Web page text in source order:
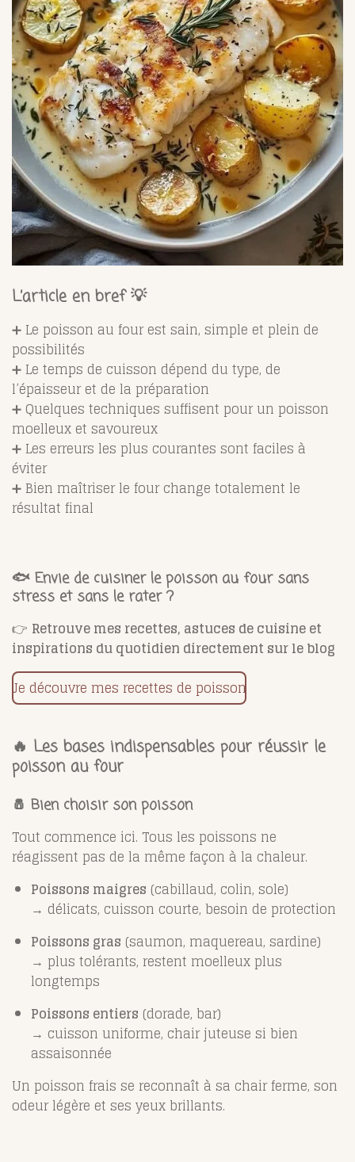
L’article en bref 💡
➕ Le poisson au four est sain, simple et plein de
possibilités
➕ Le temps de cuisson dépend du type, de
l’épaisseur et de la préparation
➕ Quelques techniques suffisent pour un poisson
moelleux et savoureux
➕ Les erreurs les plus courantes sont faciles à
éviter
➕ Bien maîtriser le four change totalement le
résultat final
🐟 Envie de cuisiner le poisson au four sans
stress et sans le rater ?
👉 Retrouve mes recettes, astuces de cuisine et
inspirations du quotidien directement sur le blog
Je découvre mes recettes de poisson
🔥 Les bases indispensables pour réussir le
poisson au four
🧂 Bien choisir son poisson
Tout commence ici. Tous les poissons ne
réagissent pas de la même façon à la chaleur.
Poissons maigres (cabillaud, colin, sole)
→ délicats, cuisson courte, besoin de protection
Poissons gras (saumon, maquereau, sardine)
→ plus tolérants, restent moelleux plus
longtemps
Poissons entiers (dorade, bar)
→ cuisson uniforme, chair juteuse si bien
assaisonnée
Un poisson frais se reconnaît à sa chair ferme, son
odeur légère et ses yeux brillants.